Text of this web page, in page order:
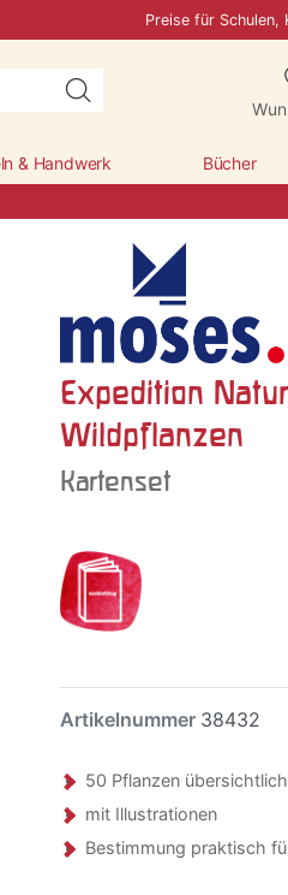
Preise für Schulen,
& Handwerk Bücher
Expedition
Wildpflanzen
Kartenset
Artikelnummer 38432
50 Pflanzen
mit Illustrationen
Bestimmung praktisch